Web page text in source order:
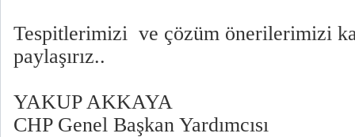
Tespitlerimizi ve çözüm önerilerimizi
paylaşırız..
YAKUP AKKAYA
CHP Genel Başkan Yardımcısı